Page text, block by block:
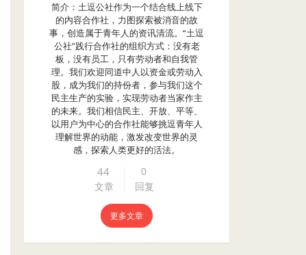
简介：土逗公社作为一个结合线上线下
的内容合作社，力图探索被消音的故
事，创造属于青年人的资讯清流。“土逗
公社”践行合作社的组织方式：没有老
板，没有员工，只有劳动者和自我管
理。我们欢迎同道中人以资金或劳动入
股，成为我们的持份者，参与我们这个
民主生产的实验，实现劳动者当家作主
的未来。我们相信民主、开放、平等、
以用户为中心的合作社能够挑逗青年人
理解世界的动能，激发改变世界的灵
感，探索人类更好的活法。
44
文章
0
回复
更多文章